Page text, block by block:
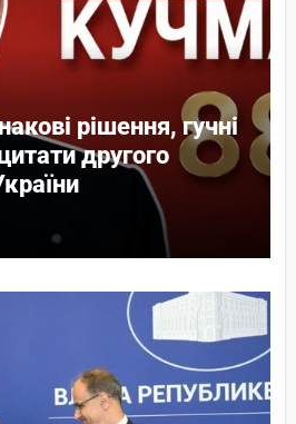
рішення, гучні
другого